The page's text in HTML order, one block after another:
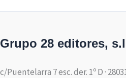
Grupo 28 editores,
c/Puentelarra 7 esc. der. 1º D ·